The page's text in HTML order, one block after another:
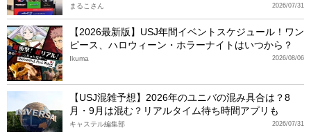
2026/07/31
まるこさん
【2026最新版】USJ年間イベントスケジュール！ワン
ピース、ハロウィーン・ホラーナイトはいつから？
2026/08/06
Ikuma
【USJ混雑予想】2026年のユニバの混み具合は？8
月・9月は混む？リアルタイム待ち時間アプリも
2026/07/31
キャステル編集部